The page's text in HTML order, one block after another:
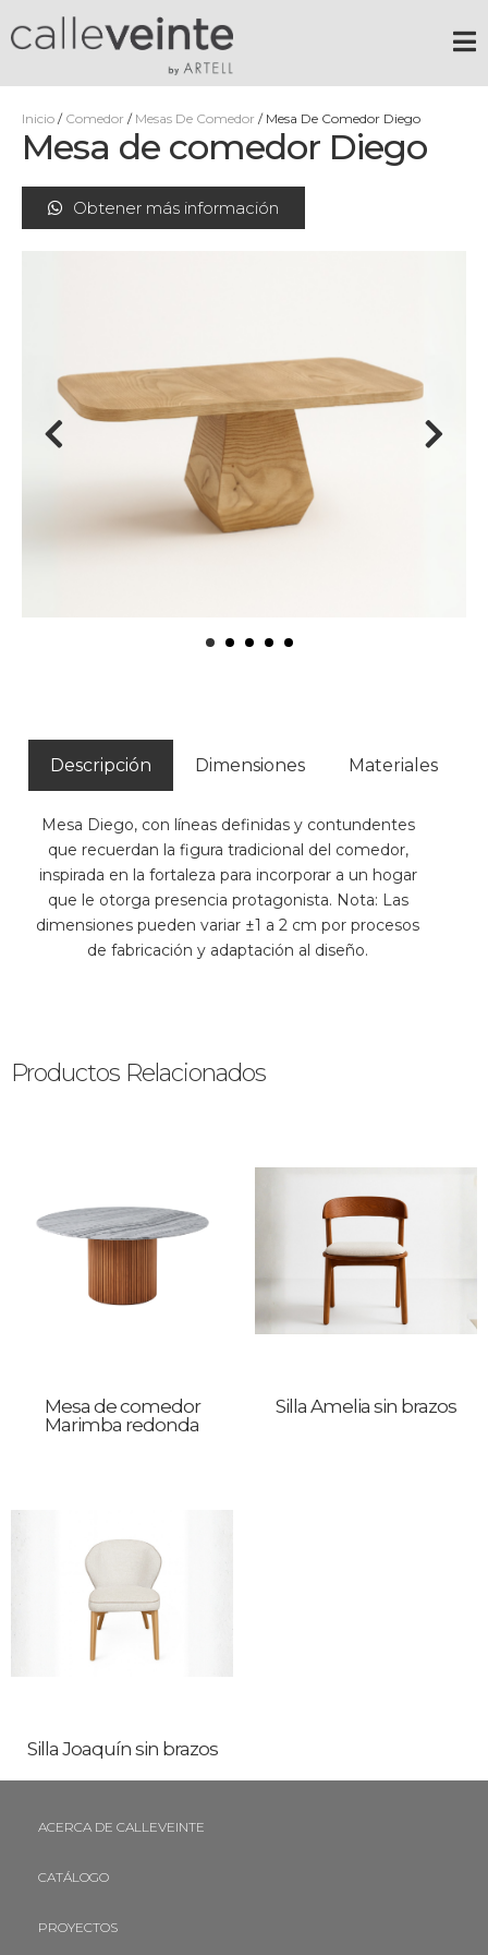
Inicio / Comedor / Mesas De Comedor / Mesa De Comedor Diego
Mesa de comedor Diego
Obtener más información
Descripción Dimensiones Materiales
Mesa Diego, con líneas definidas y contundentes
que recuerdan la figura tradicional del comedor,
inspirada en la fortaleza para incorporar a un hogar
que le otorga presencia protagonista. Nota: Las
dimensiones pueden variar ±1 a 2 cm por procesos
de fabricación y adaptación al diseño.
Productos Relacionados
Mesa de comedor
Marimba redonda
Silla Amelia sin brazos
Silla Joaquín sin brazos
ACERCA DE CALLEVEINTE
CATÁLOGO
PROYECTOS